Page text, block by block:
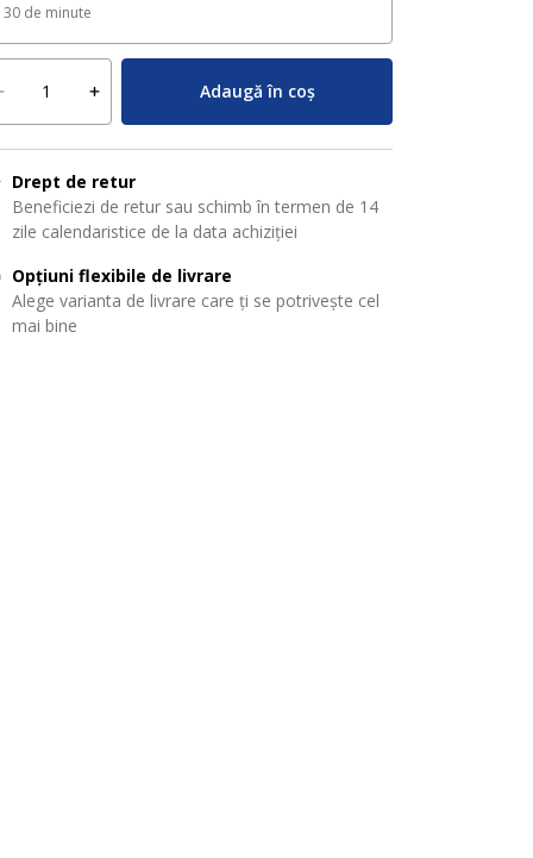
30 de minute
Adaugă în coș
Drept de retur
Beneficiezi de retur sau schimb în termen de 14
zile calendaristice de la data achiziției
Opțiuni flexibile de livrare
Alege varianta de livrare care ți se potrivește cel
mai bine